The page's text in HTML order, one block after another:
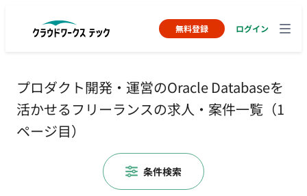
無料登録 ログイン
プロダクト開発・運営のOracle Databaseを
活かせるフリーランスの求人・案件一覧（1
ページ目）
条件検索